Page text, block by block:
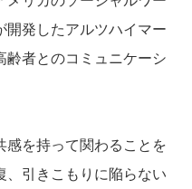
開発したアルツハイマー
齢者とのコミュニケーシ
感を持って関わることを
、引きこもりに陥らない